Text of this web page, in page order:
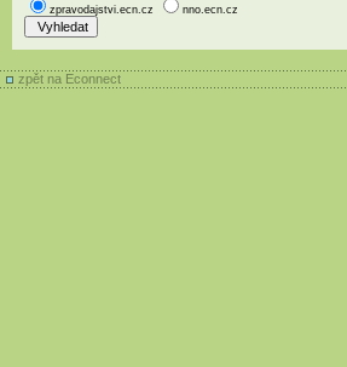
zpravodajstvi.ecn.cz nno.ecn.cz
zpět na Econnect